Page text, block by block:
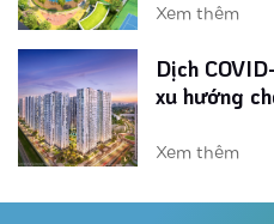
Xem thêm
Loạt tiện
khu The
Xem thêm
Vinhomes